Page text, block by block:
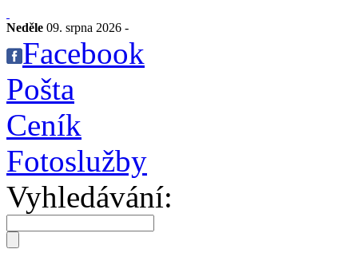
Neděle 09. srpna 2026 -
Facebook
Pošta
Ceník
Fotoslužby
Vyhledávání: